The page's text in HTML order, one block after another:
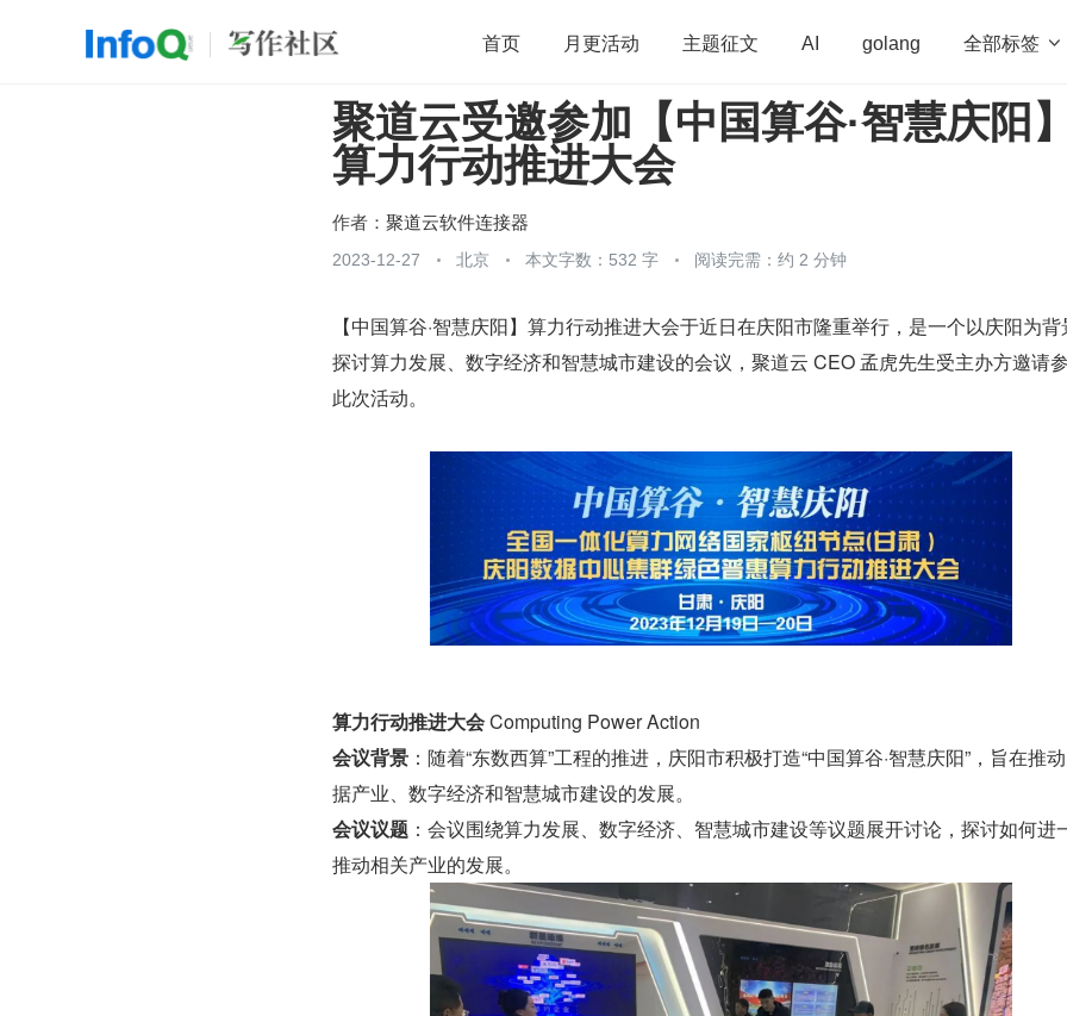
首页 月更活动 主题征文 AI golang 全部标签 
开源 架构 OpenHarmony 算法 学习方法 Web3.0 高
团队管理 程序员 运维
聚道云受邀参加【中国算谷·智慧庆阳
算力行动推进大会
作者： 聚道云软件连接器
2023-12-27 北京 本文字数：532 字 阅读完需：约 2 分钟
【中国算谷·智慧庆阳】算力行动推进大会于近日在庆阳市隆重举行，是一个以庆阳为
探讨算力发展、数字经济和智慧城市建设的会议，聚道云 CEO 孟虎先生受主办方邀请
此次活动。
算力行动推进大会 Computing Power Action
会议背景 ：随着“东数西算”工程的推进，庆阳市积极打造“中国算谷·智慧庆阳”，旨在推
据产业、数字经济和智慧城市建设的发展。
会议议题 ：会议围绕算力发展、数字经济、智慧城市建设等议题展开讨论，探讨如何进
推动相关产业的发展。